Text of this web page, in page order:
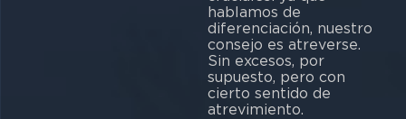
hablamos de
diferenciación, nuestro
consejo es atreverse.
Sin excesos, por
supuesto, pero con
cierto sentido de
atrevimiento.